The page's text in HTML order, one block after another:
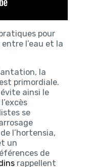
pour
l’eau et la
la
primordiale.
ainsi le
se
l’hortensia,
un
de
rappellent